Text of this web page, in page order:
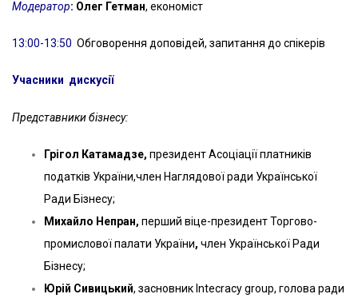
Модератор: Олег Гетман, економіст
13:00-13:50 Обговорення доповідей, запитання до спікерів
Учасники дискусії
Представники бізнесу:
Грігол Катамадзе, президент Асоціації платників
податків України,член Наглядової ради Української
Ради Бізнесу;
Михайло Непран, перший віце-президент Торгово-
промислової палати України, член Української Ради
Бізнесу;
Юрій Сивицький, засновник Intecracy group, голова ради